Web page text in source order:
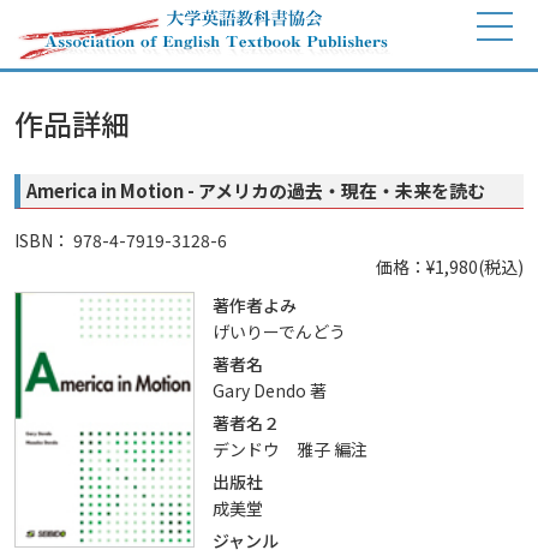
作品詳細
America in Motion - アメリカの過去・現在・未来を読む
ISBN： 978-4-7919-3128-6
価格：¥1,980(税込)
著作者よみ
げいりーでんどう
著者名
Gary Dendo 著
著者名２
デンドウ 雅子 編注
出版社
成美堂
ジャンル